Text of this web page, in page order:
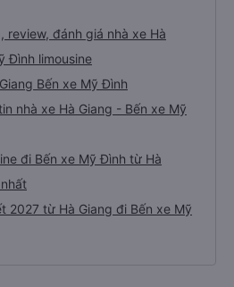
review, đánh giá nhà xe Hà
Đình limousine
Bến xe Mỹ Đình
nhà xe Hà Giang - Bến xe Mỹ
đi Bến xe Mỹ Đình từ Hà
2027 từ Hà Giang đi Bến xe Mỹ